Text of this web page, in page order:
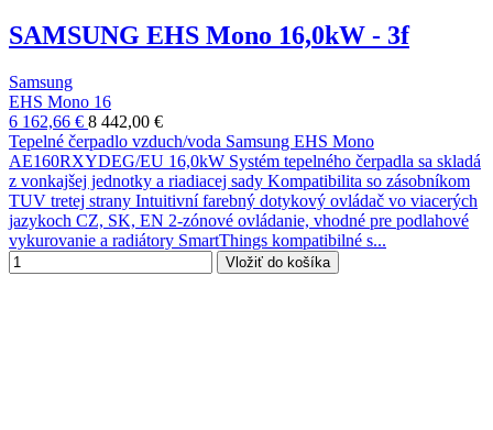
SAMSUNG EHS Mono 16,0kW - 3f
Samsung
EHS Mono 16
6 162,66 € 8 442,00 €
Tepelné čerpadlo vzduch/voda Samsung EHS Mono
AE160RXYDEG/EU 16,0kW Systém tepelného čerpadla sa skladá
z vonkajšej jednotky a riadiacej sady Kompatibilita so zásobníkom
TUV tretej strany Intuitivní farebný dotykový ovládač vo viacerých
jazykoch CZ, SK, EN 2-zónové ovládanie, vhodné pre podlahové
vykurovanie a radiátory SmartThings kompatibilné s...
Vložiť do košíka